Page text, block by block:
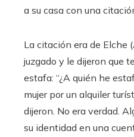
a su casa con una
La citación era de Elche
juzgado y le dijeron que
estafa: “¿A quién he
mujer por un alquiler
dijeron. No era verdad.
su identidad en una